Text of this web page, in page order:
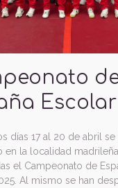
Escolar
días 17 al 20 de abril se
en la localidad
el Campeonato de
Al mismo se han